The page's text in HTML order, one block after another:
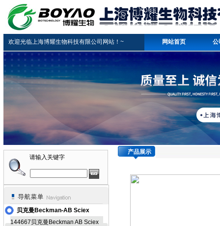
欢迎光临上海博耀生物科技有限公司网站！~ 网站首页 公
请输入关键字
贝克曼Beckman-AB Sciex
144667贝克曼Beckman AB Sciex
产品展示